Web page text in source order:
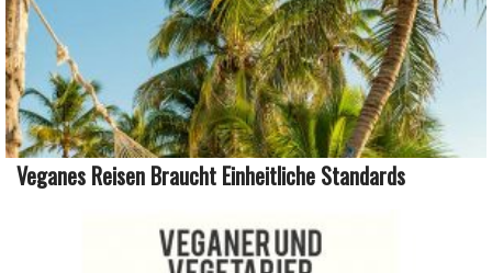
Veganes Reisen Braucht Einheitliche Standards